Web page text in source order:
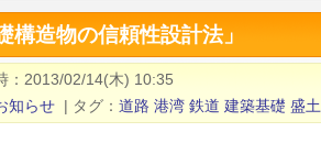
構造物の信頼性設計法」
2013/02/14(木) 10:35
知らせ | タグ 道路 港湾 鉄道 建築基礎 盛土